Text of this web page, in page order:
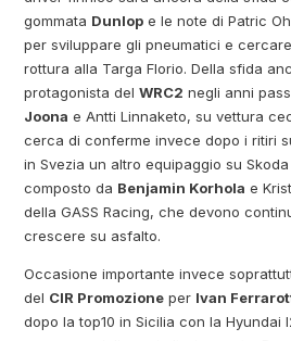
gommata Dunlop e le note di Patric
per sviluppare gli pneumatici e
rottura alla Targa Florio. Della sfida
protagonista delWRC2 negli anni
Joona e Antti Linnaketo, su vettura
cerca di conferme invece dopo i ritiri
in Svezia un altro equipaggio su
composto da Benjamin Korhola e
della GASS Racing, che devono
crescere su asfalto.
Occasione importante invece
del CIR Promozione per Ivan
dopo la top10 in Sicilia con la Hyundai